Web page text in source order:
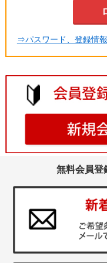
⇒パスワード、登録情
無料会員登